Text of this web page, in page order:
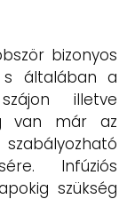
bizonyos
s általában a
illetve
van már az
Infúziós
szükség